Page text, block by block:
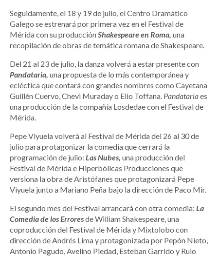
Seguidamente, el 18 y 19 de julio, el Centro Dramático
Galego se estrenará por primera vez en el Festival de
Mérida con su producciónShakespeare en Roma, una
recopilación de obras de temática romana de Shakespeare.
Del 21 al 23 de julio, la danza volverá a estar presente con
Pandataria, una propuesta de lo más contemporánea y
ecléctica que contará con grandes nombres como Cayetana
Guillén Cuervo, Chevi Muraday o Elio Toffana. Pandatariaes
una producción de la compañía Losdedae con el Festival de
Mérida.
Pepe Viyuela volverá al Festival de Mérida del 26 al 30 de
julio para protagonizar la comedia que cerrará la
programación de julio: Las Nubes, una producción del
Festival de Mérida e Hiperbólicas Producciones que
versiona la obra de Aristófanes que protagonizará Pepe
Viyuela junto a Mariano Peña bajo la dirección de Paco Mir.
El segundo mes del Festival arrancará con otra comedia: La
Comedia de los Erroresde William Shakespeare, una
coproducción del Festival de Mérida y Mixtolobo con
dirección de Andrés Lima y protagonizada por Pepón Nieto,
Antonio Pagudo, Avelino Piedad, Esteban Garrido y Rulo